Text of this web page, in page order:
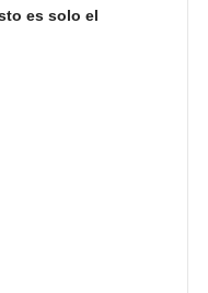
es solo el